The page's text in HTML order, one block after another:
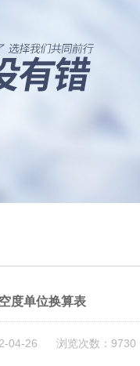
度单位换算表
04-26 浏览次数：9730